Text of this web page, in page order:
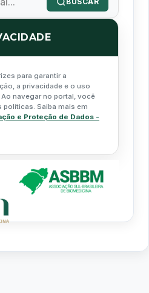
para garantir a
a privacidade e o uso
navegar no portal, você
Saiba mais em
e Proteção de Dados -